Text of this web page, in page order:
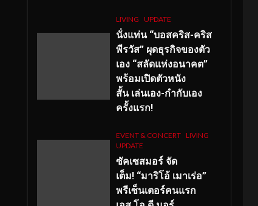
LIVING UPDATE
นั่งแท่น “บอสคริส-คริส
พีรวัส” ผุดธุรกิจของตัว
เอง “สลัดแห่งอนาคต”
พร้อมเปิดตัวหนัง
สั้น เล่นเอง-กำกับเอง
ครั้งแรก!
EVENT & CONCERT LIVING
UPDATE
ซัคเซสมอร์ จัด
เต็ม! “มาริโอ้ เมาเร่อ”
พรีเซ็นเตอร์คนแรก